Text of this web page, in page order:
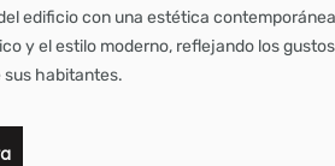
edificio con una estética
y el estilo moderno, reflejando los
sus habitantes.